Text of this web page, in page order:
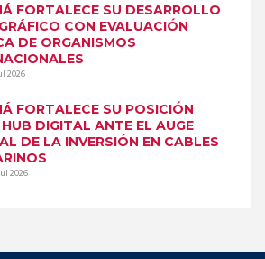
FORTALECE SU DESARROLLO
CON EVALUACIÓN
DE ORGANISMOS
2026
FORTALECE SU POSICIÓN
DIGITAL ANTE EL AUGE
DE LA INVERSIÓN EN CABLES
2026